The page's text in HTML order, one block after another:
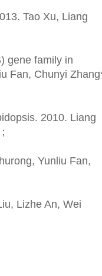
Tao Xu, Liang
gene family in
Fan, Chunyi
2010. Liang
；
Yunliu Fan,
Lizhe An, Wei